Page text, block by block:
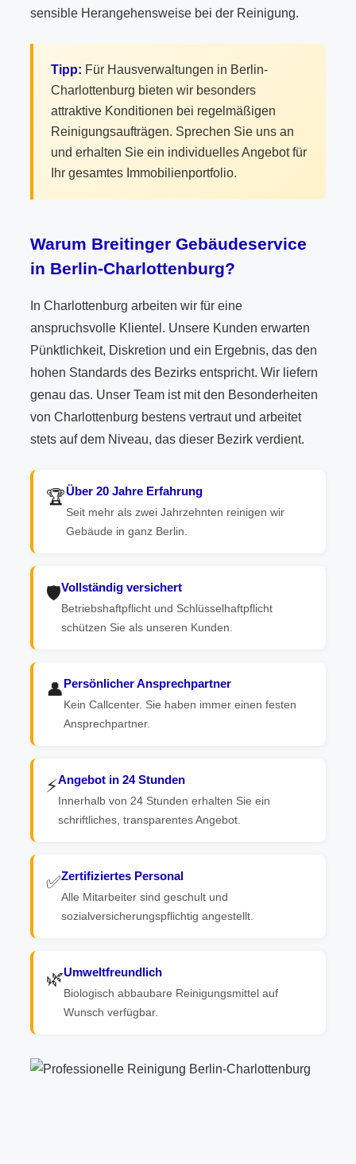
sensible Herangehensweise bei der Reinigung.
Tipp: Für Hausverwaltungen in Berlin-
Charlottenburg bieten wir besonders
attraktive Konditionen bei regelmäßigen
Reinigungsaufträgen. Sprechen Sie uns an
und erhalten Sie ein individuelles Angebot für
Ihr gesamtes Immobilienportfolio.
Warum Breitinger Gebäudeservice
in Berlin-Charlottenburg?
In Charlottenburg arbeiten wir für eine
anspruchsvolle Klientel. Unsere Kunden erwarten
Pünktlichkeit, Diskretion und ein Ergebnis, das den
hohen Standards des Bezirks entspricht. Wir liefern
genau das. Unser Team ist mit den Besonderheiten
von Charlottenburg bestens vertraut und arbeitet
stets auf dem Niveau, das dieser Bezirk verdient.
🏆Über 20 Jahre Erfahrung
Seit mehr als zwei Jahrzehnten reinigen wir
Gebäude in ganz Berlin.
🛡️Vollständig versichert
Betriebshaftpflicht und Schlüsselhaftpflicht
schützen Sie als unseren Kunden.
👤Persönlicher Ansprechpartner
Kein Callcenter. Sie haben immer einen festen
Ansprechpartner.
⚡Angebot in 24 Stunden
Innerhalb von 24 Stunden erhalten Sie ein
schriftliches, transparentes Angebot.
✅Zertifiziertes Personal
Alle Mitarbeiter sind geschult und
sozialversicherungspflichtig angestellt.
🌿Umweltfreundlich
Biologisch abbaubare Reinigungsmittel auf
Wunsch verfügbar.